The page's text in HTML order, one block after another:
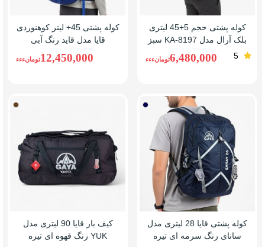
کوله پشتی حجم 5+45 لیتری
بلک آرال مدل KA-8197 سبز
5
6,480,000تومانءءء
کوله پشتی 45+ لیتر کوهنوردی
قایا مدل قاید رنگ آبی
12,450,000تومانءءء
سرمه
کوله پشتی قایا 28 لیتری مدل
سانای رنگ سرمه ای تیره
قهوه
کیف بار قایا 90 لیتری مدل
YUK رنگ قهوه ای تیره